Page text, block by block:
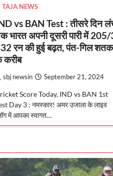
TAJA NEWS
vs BAN Test : तीसरे दिन
भारत अपनी दूसरी पारी में
रन की हुई बढ़त, पंत-गिल शतक
करीब
sbj newsin September 21, 2024
Score Today, IND vs BAN 1st
Day 3 : नमस्कार! अमर उजाला के लाइव
में आपका स्वागत…